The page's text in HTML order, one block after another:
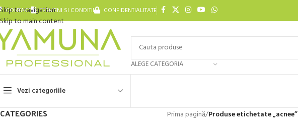
Skip to navigation
Skip to main content
CONTACT TERMENI SI CONDITII CONFIDENTIALITATE
ALEGE CATEGORIA
Vezi categoriile
CATEGORIES Prima pagină/Produse etichetate „acnee”